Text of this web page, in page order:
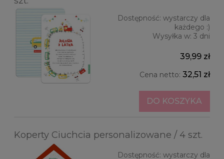
Dostępność: wystarczy dla
każdego :)
Wysyłka w: 3 dni
39,99 zł
Cena netto: 32,51 zł
DO KOSZYKA
Koperty Ciuchcia personalizowane / 4 szt.
Dostępność: wystarczy dla